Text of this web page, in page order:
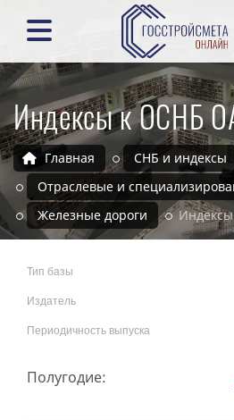
Индексы к ОСНБ
Главная
СНБ и индексы
Отраслевые и
Железные дороги
Тип базы
Издатель
Периодичность выпуска
Полугодие: